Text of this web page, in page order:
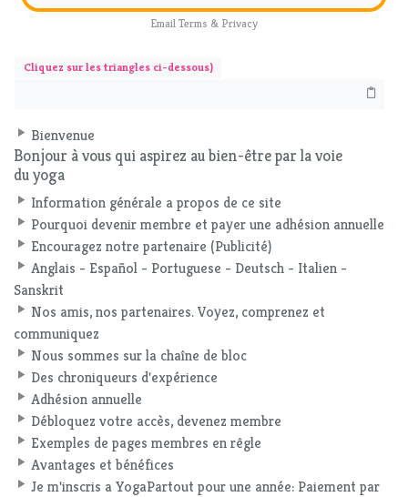
EmailTerms & Privacy
Cliquez sur les triangles ci-dessous)
Bienvenue
Bonjour à vous qui aspirez au bien-être par la voie
du yoga
Information générale a propos de ce site
Pourquoi devenir membre et payer une adhésion annuelle
Encouragez notre partenaire (Publicité)
Anglais - Español - Portuguese - Deutsch - Italien -
Sanskrit
Nos amis, nos partenaires. Voyez, comprenez et
communiquez
Nous sommes sur la chaîne de bloc
Des chroniqueurs d'expérience
Adhésion annuelle
Débloquez votre accès, devenez membre
Exemples de pages membres en rêgle
Avantages et bénéfices
Je m'inscris a YogaPartout pour une année: Paiement par